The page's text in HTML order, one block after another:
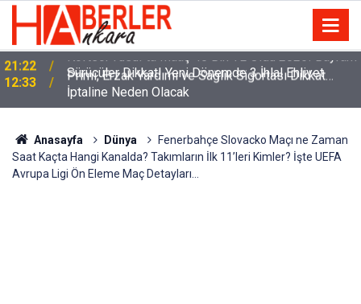
12:33
Sürücüler Dikkat! Yeni Dönemde 3 İhlal Ehliyet
İptaline Neden Olacak
Anasayfa Dünya
Fenerbahçe Slovacko Maçı ne Zaman
Saat Kaçta Hangi Kanalda? Takımların İlk 11’leri Kimler? İşte UEFA
Avrupa Ligi Ön Eleme Maç Detayları…